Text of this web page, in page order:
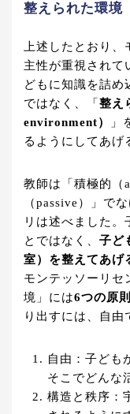
整えられた環境
上述したとおり
主性が重視されて
どもに知識を詰め
ではなく、「 整え
environment）
」
るようにしてあげ
教師は「積極的（
（passive）」で
リは述べました。
とではなく、 子ど
室）を整えてあげ
モンテッソーリセ
境」には6つの原則
り出すには、自由
自由：子ども
そこでどんな
構造と秩序：